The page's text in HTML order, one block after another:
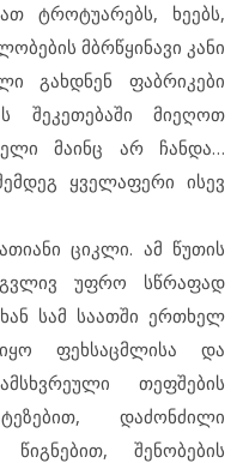
ტროტუარებს, ხეებს,
მბრწყინავი კანი
გახდნენ ფაბრიკები
შეკეთებაში მიეღოთ
მაინც არ ჩანდა…
ყველაფერი ისევ
ციკლი. ამ წუთის
უფრო სწრაფად
სამ საათში ერთხელ
ფეხსაცმლისა და
თეფშების
დაძონძილი
შენობების